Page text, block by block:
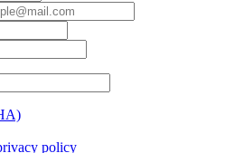
policy